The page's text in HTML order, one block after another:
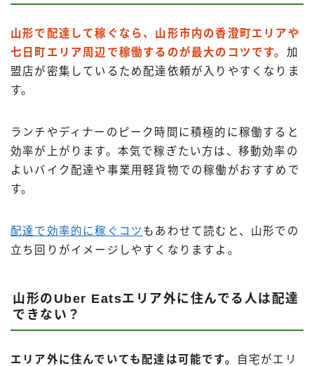
山形で配達して稼ぐなら、山形市内の香澄町エリアや
七日町エリア周辺で稼働するのが最大のコツです。 加
盟店が密集しているため配達依頼が入りやすくなりま
す。
ランチやディナーのピーク時間に積極的に稼働すると
効率が上がります。本気で稼ぎたい方は、移動効率の
よいバイク配達や事業用軽貨物での稼働がおすすめで
す。
配達で効率的に稼ぐコツ もあわせて読むと、山形での
立ち回りがイメージしやすくなりますよ。
山形のUber Eatsエリア外に住んでる人は配達
できない？
エリア外に住んでいても配達は可能です。
自宅がエリ